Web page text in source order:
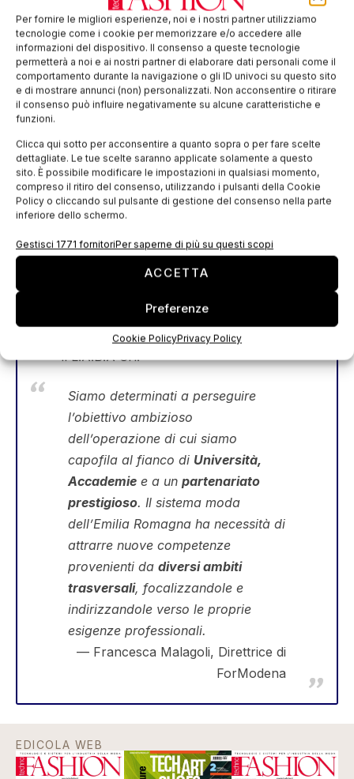
Per fornire le migliori esperienze, noi e i nostri partner utilizziamo
tecnologie come i cookie per memorizzare e/o accedere alle
informazioni del dispositivo. Il consenso a queste tecnologie
permetterà a noi e ai nostri partner di elaborare dati personali come il
comportamento durante la navigazione o gli ID univoci su questo sito
e di mostrare annunci (non) personalizzati. Non acconsentire o ritirare
il consenso può influire negativamente su alcune caratteristiche e
funzioni.
Clicca qui sotto per acconsentire a quanto sopra o per fare scelte
dettagliate. Le tue scelte saranno applicate solamente a questo
sito. È possibile modificare le impostazioni in qualsiasi momento,
compreso il ritiro del consenso, utilizzando i pulsanti della Cookie
Policy o cliccando sul pulsante di gestione del consenso nella parte
inferiore dello schermo.
Gestisci 1771 fornitoriPer saperne di più su questi scopi
ACCETTA
Preferenze
Cookie PolicyPrivacy Policy
CENTOFORM;
Fashion Research Italy;
CERCAL Spa Consortile;
ASSOFORM ROMAGNA S.C. A R.L.;
Il Sestante Romagna Srl.
il Dipartimento di Economia Marco Biagi di
UNIMORE;
il Dipartimento delle Arti dell’Università degli
l’Università di Parma;
l’Accademia di Belle Arti di Bologna;
Industrie Artistiche Faenza);
la Libera Accademia di Belle Arti di Rimini;
il L.A.B.A Srl.
Siamo determinati a perseguire
l’obiettivo ambizioso
dell’operazione di cui siamo
capofila al fianco di Università,
Accademie e a un partenariato
prestigioso. Il sistema moda
dell’Emilia Romagna ha necessità di
attrarre nuove competenze
provenienti da diversi ambiti
trasversali, focalizzandole e
indirizzandole verso le proprie
esigenze professionali.
Francesca Malagoli, Direttrice di
ForModena
EDICOLA WEB